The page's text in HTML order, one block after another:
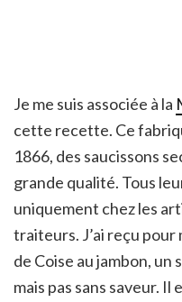
Je me suis associée à la
cette recette. Ce
1866, des saucissons
grande qualité. Tous
uniquement chez les
traiteurs. J’ai reçu
de Coise au jambon, un
mais pas sans saveur.